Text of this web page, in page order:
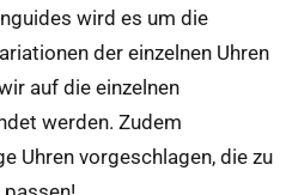
wird es um die
der einzelnen Uhren
auf die einzelnen
werden. Zudem
Uhren vorgeschlagen, die zu